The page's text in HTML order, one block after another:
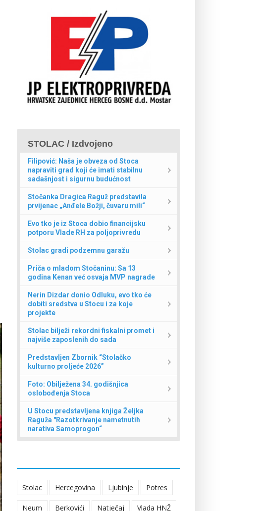
STOLAC / Izdvojeno
Filipović: Naša je obveza od Stoca
napraviti grad koji će imati stabilnu
sadašnjost i sigurnu budućnost
Stočanka Dragica Raguž predstavila
prvijenac „Anđele Božji, čuvaru mili“
Evo tko je iz Stoca dobio financijsku
potporu Vlade RH za poljoprivredu
Stolac gradi podzemnu garažu
Priča o mladom Stočaninu: Sa 13
godina Kenan već osvaja MVP nagrade
Nerin Dizdar donio Odluku, evo tko će
dobiti sredstva u Stocu i za koje
projekte
Stolac bilježi rekordni fiskalni promet i
najviše zaposlenih do sada
Predstavljen Zbornik “Stolačko
kulturno proljeće 2026”
Foto: Obilježena 34. godišnjica
oslobođenja Stoca
U Stocu predstavljena knjiga Željka
Raguža "Razotkrivanje nametnutih
narativa Samoprogon“
Stolac Hercegovina Ljubinje Potres
Neum Berkovići Natječaj Vlada HNŽ